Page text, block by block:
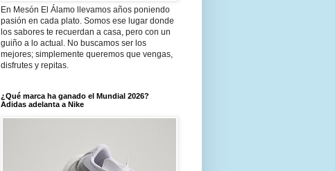
En Mesón El Álamo llevamos años poniendo
pasión en cada plato. Somos ese lugar donde
los sabores te recuerdan a casa, pero con un
guiño a lo actual. No buscamos ser los
mejores; simplemente queremos que vengas,
disfrutes y repitas.
¿Qué marca ha ganado el Mundial 2026?
Adidas adelanta a Nike